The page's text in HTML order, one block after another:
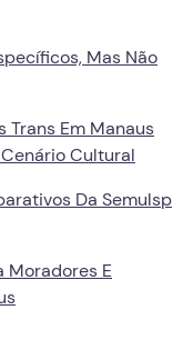
Mas Não
Trans Em Manaus
Cultural
Da Semulsp
Moradores E